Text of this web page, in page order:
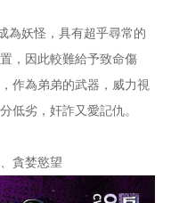
為妖怪，具有超乎尋常的
，因此較難給予致命傷
作為弟弟的武器，威力視
低劣，奸詐又愛記仇。
貪婪慾望